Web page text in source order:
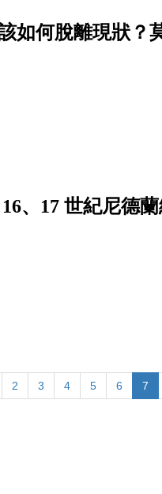
如何脫離現狀？
、17 世紀尼德
2 3 4 5 6 7